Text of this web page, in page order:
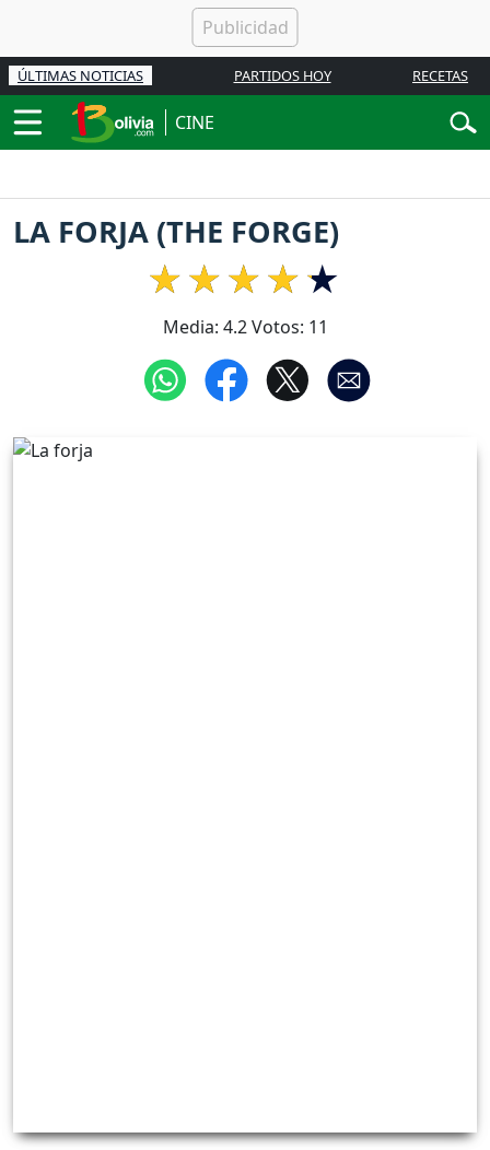
ÚLTIMAS NOTICIAS PARTIDOS HOY RECETAS
CINE
LA FORJA (THE FORGE)
Media: 4.2Votos: 11